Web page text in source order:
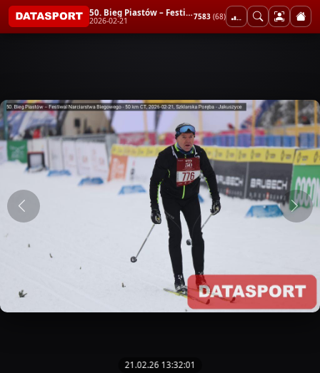
50. Bieg Piastów – Festiwal Narciarstwa Biegowego - 50 km CT
2026-02-21 7583 (68)
21.02.26 13:32:01